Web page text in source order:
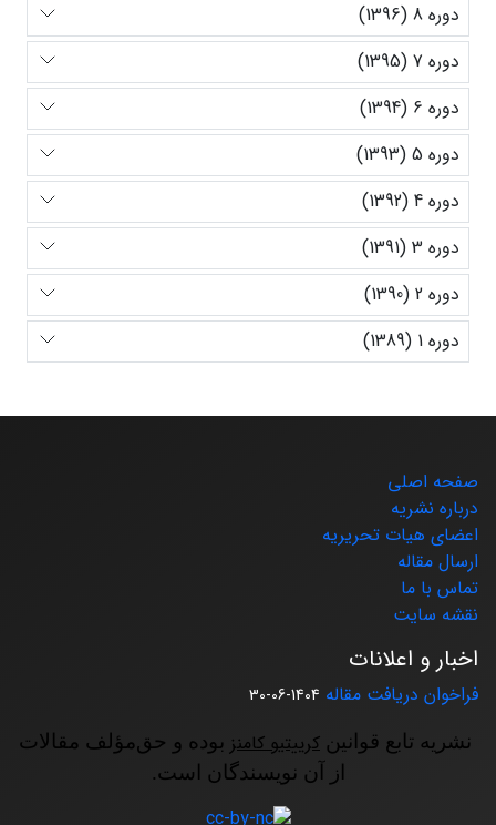
دوره 8 (1396)
دوره 7 (1395)
دوره 6 (1394)
دوره 5 (1393)
دوره 4 (1392)
دوره 3 (1391)
دوره 2 (1390)
دوره 1 (1389)
صفحه اصلی
درباره نشریه
اعضای هیات تحریریه
ارسال مقاله
تماس با ما
نقشه سایت
اخبار و اعلانات
فراخوان دریافت مقاله 1404-06-30
نشریه تابع قوانین کرییتیو کامنز بوده و حق‌مؤلف مقالات
از آن نویسندگان است.